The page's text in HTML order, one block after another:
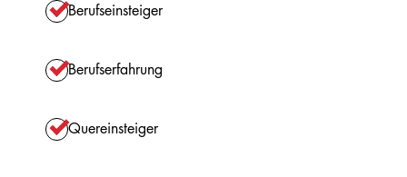
Berufseinsteiger
Berufserfahrung
Quereinsteiger